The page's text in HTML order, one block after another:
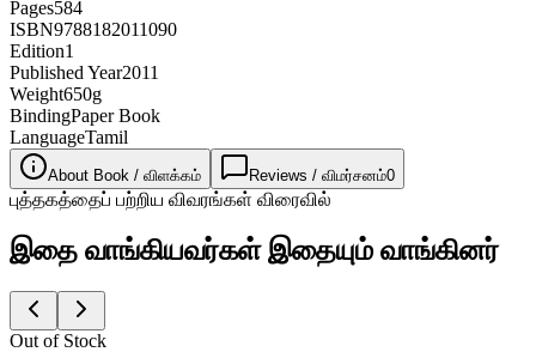
Pages584
ISBN9788182011090
Edition1
Published Year2011
Weight650g
BindingPaper Book
LanguageTamil
About Book / விளக்கம் Reviews / விமர்சனம்0
புத்தகத்தைப் பற்றிய விவரங்கள் விரைவில்
இதை வாங்கியவர்கள் இதையும் வாங்கினர்
Out of Stock